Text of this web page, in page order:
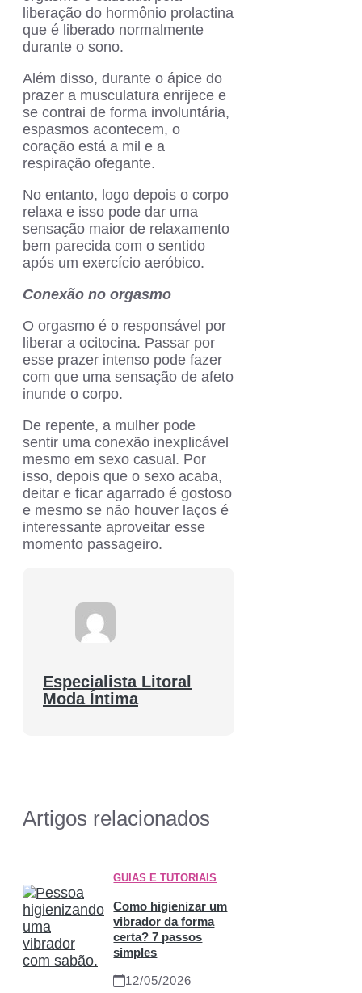
liberação do hormônio prolactina
que é liberado normalmente
durante o sono.
Além disso, durante o ápice do
prazer a musculatura enrijece e
se contrai de forma involuntária,
espasmos acontecem, o
coração está a mil e a
respiração ofegante.
No entanto, logo depois o corpo
relaxa e isso pode dar uma
sensação maior de relaxamento
bem parecida com o sentido
após um exercício aeróbico.
Conexão no orgasmo
O orgasmo é o responsável por
liberar a ocitocina. Passar por
esse prazer intenso pode fazer
com que uma sensação de afeto
inunde o corpo.
De repente, a mulher pode
sentir uma conexão inexplicável
mesmo em sexo casual. Por
isso, depois que o sexo acaba,
deitar e ficar agarrado é gostoso
e mesmo se não houver laços é
interessante aproveitar esse
momento passageiro.
Especialista Litoral
Moda Íntima
Artigos relacionados
GUIAS E TUTORIAIS
Como higienizar um
vibrador da forma
certa? 7 passos
simples
12/05/2026